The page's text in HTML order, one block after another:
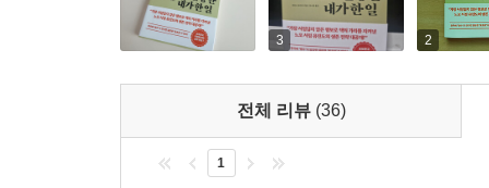
3 2
전체 리뷰 (36)
1